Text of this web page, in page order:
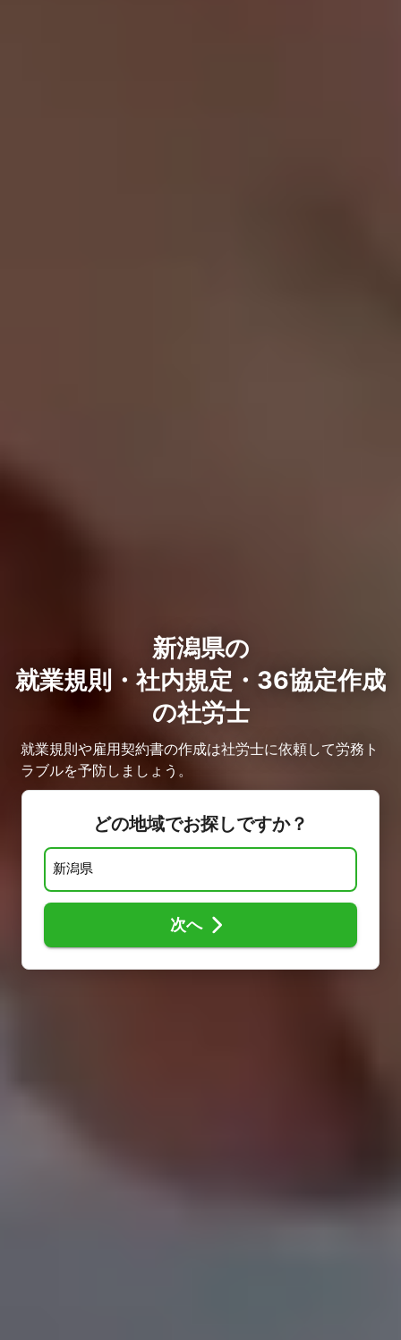
新潟県の
就業規則・社内規定・36協定作成
の社労士
就業規則や雇用契約書の作成は社労士に依頼して労務ト
ラブルを予防しましょう。
どの地域でお探しですか？
次へ